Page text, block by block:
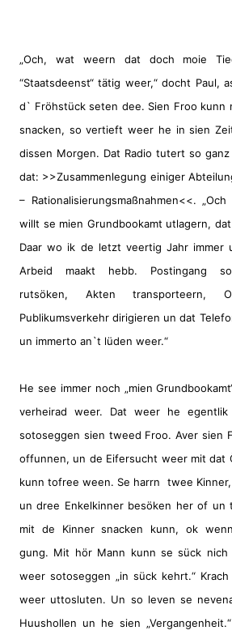
„Och, wat weern dat doch moie
“Staatsdeenst“ tätig weer,“ docht Paul,
d` Fröhstück seten dee. Sien Froo kunn
snacken, so vertieft weer he in sien
dissen Morgen. Dat Radio tutert so
dat: >>Zusammenlegung einiger
– Rationalisierungsmaßnahmen<<.
willt se mien Grundbookamt utlagern,
Daar wo ik de letzt veertig Jahr immer
Arbeid maakt hebb. Postingang
rutsöken, Akten transporteern,
Publikumsverkehr dirigieren un dat
un immerto an`t lüden weer.“
He see immer noch „mien
verheirad weer. Dat weer he
sotoseggen sien tweed Froo. Aver sien
offunnen, un de Eifersucht weer mit dat
kunn tofree ween. Se harrn
twee
un dree Enkelkinner besöken her of un
mit de Kinner snacken kunn, ok
gung. Mit hör Mann kunn se sück nich
weer sotoseggen „in sück kehrt.“
weer uttosluten. Un so leven se
Huushollen un he sien „Vergangenheit.“